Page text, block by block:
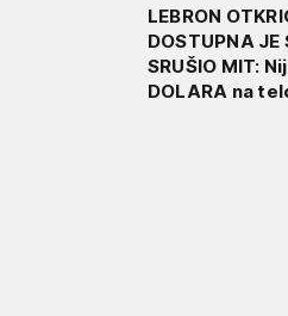
LEBRON
DOSTUPNA
SRUŠIO MIT:
DOLARA na